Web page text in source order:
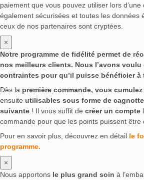
paiement que vous pouvez utiliser lors
également sécurisées et toutes les données
ceux de nos partenaires sont cryptées.
×
Notre programme de fidélité permet de
nos meilleurs clients. Nous l’avons
contraintes pour qu’il puisse bénéficier à
Dès la première commande, vous
ensuite utilisables sous forme de
suivante ! Il vous suffit de créer un compte
commande pour que les points puissent être
Pour en savoir plus, découvrez en détail le
programme.
×
Nous apportons le plus grand soin à